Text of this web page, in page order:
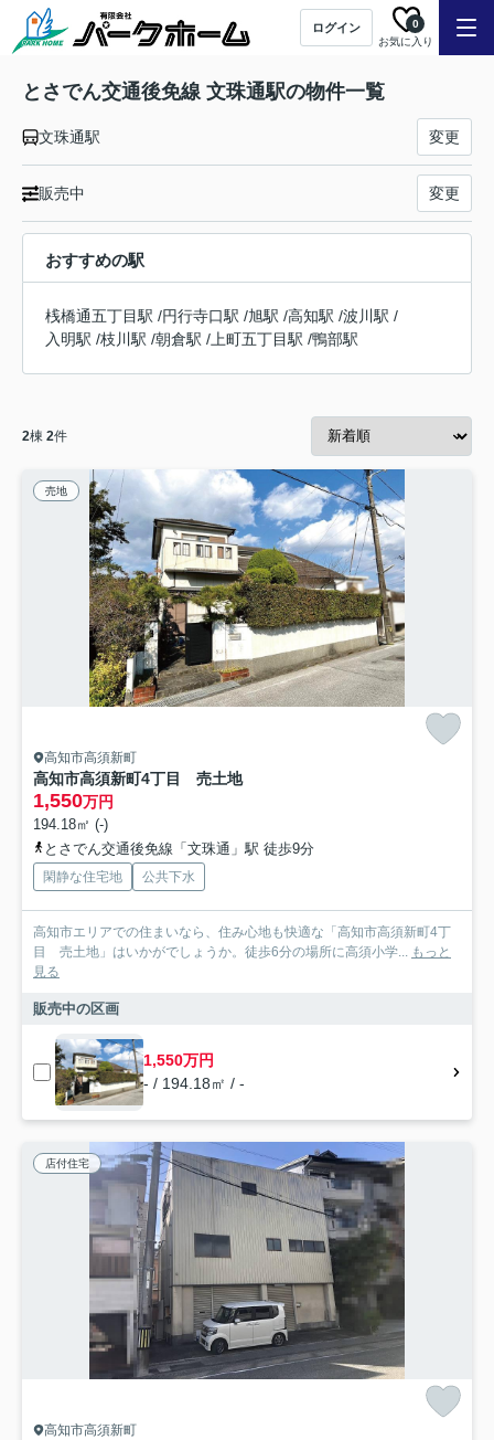
ログイン
お気に入り
0
とさでん交通後免線 文珠通駅の物件一覧
文珠通駅 変更
販売中 変更
おすすめの駅
桟橋通五丁目駅 /円行寺口駅 /旭駅 /高知駅 /波川駅 /
入明駅 /枝川駅 /朝倉駅 / 上町五丁目駅 /鴨部駅
2棟 2件
売地
高知市高須新町
高知市高須新町4丁目 売土地
1,550万円
194.18㎡ (-)
とさでん交通後免線「文珠通」駅 徒歩9分
閑静な住宅地 公共下水
高知市エリアでの住まいなら、住み心地も快適な「高知市高須新町4丁
目 売土地」はいかがでしょうか。徒歩6分の場所に高須小学... もっと
見る
販売中の区画
1,550万円
- / 194.18㎡ / -
店付住宅
高知市高須新町